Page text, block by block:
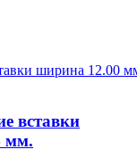
вставки
мм.